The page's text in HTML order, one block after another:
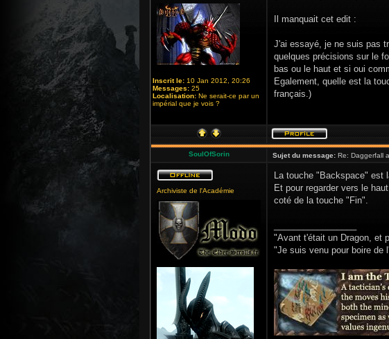
Inscrit le: 10 Jan 2012, 20:26
Messages: 25
Localisation: Ne serait-ce par un
impérial que je vois ?
Il manquait cet edit :
J'ai essayé, je ne suis pas
quelques précisions sur le
bas ou le haut et si oui
Egalement, quelle est la
français.)
SoulOfSorin Sujet du message: Re: Daggerfall
Archiviste de l'Académie
La touche "Backspace" est
Et pour regarder vers le
coté de la touche "Fin".
"Avant t'était un Dragon, et
"Je suis venu pour boire de